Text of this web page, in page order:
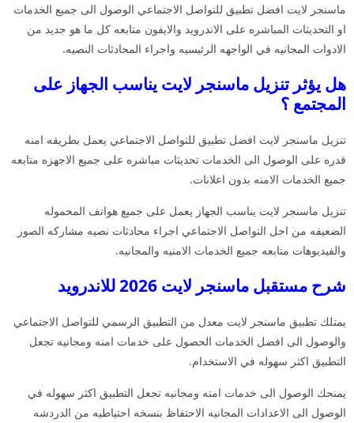
ماسنجر لايت افضل تطبيق للتواصل الاجتماعي الوصول الى جميع الخدمات
او التحديثات المباشره على الاندرويد والايفون متابعه كل ما هو جديد من
الادوات المجانيه في الواجهه الرئيسيه واجراء المحادثات النصيه.
هل يؤثر تنزيل ماسنجر لايت يناسب الجهاز على
المجتمع ؟
تنزيل ماسنجر لايت افضل تطبيق للتواصل الاجتماعي يعمل بطريقه امنه
قدره على الوصول الى الخدمات تحديثات مباشره على جميع الاجهزه متابعه
جميع الخدمات الامنه بدون اعلانات.
تنزيل ماسنجر لايت يناسب الجهاز يعمل على جميع هواتف المحموله
الضعيفه من اجل التواصل الاجتماعي اجراء محادثات نصيه مشاركه الصور
والفيديوهات متابعه جميع الخدمات الامنيه والمجانيه.
شرح مستقبل ماسنجر لايت 2026 للاندرويد
يمتلك تطبيق ماسنجر لايت معدل من التطبيق الرسمي للتواصل الاجتماعي
والوصول الى افضل الخدمات الحصول على خدمات امنه ومجانيه تجعل
التطبيق اكثر سهوله في الاستخدام.
يمنحك الوصول الى خدمات امنه ومجانيه تجعل التطبيق اكثر سهوله في
الوصول الى الاعدادات المجانيه الاحتفاظ بنسخه احتياطيه من الدردشه